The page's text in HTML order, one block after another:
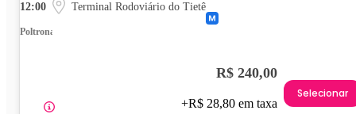
12:00 Terminal Rodoviário do Tietê
Poltrona
R$ 240,00
+R$ 28,80 em taxa
Selecionar